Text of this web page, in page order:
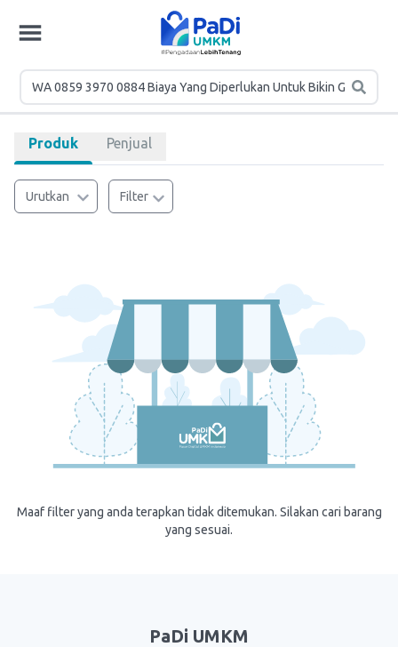
Produk Penjual
Urutkan Filter
Maaf filter yang anda terapkan tidak ditemukan. Silakan cari barang
yang sesuai.
PaDi UMKM